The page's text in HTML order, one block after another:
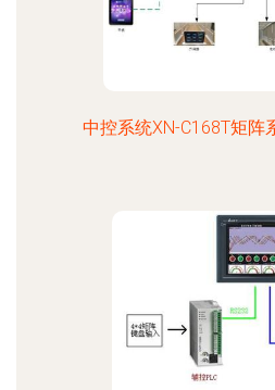
中控系统XN-C168T矩阵